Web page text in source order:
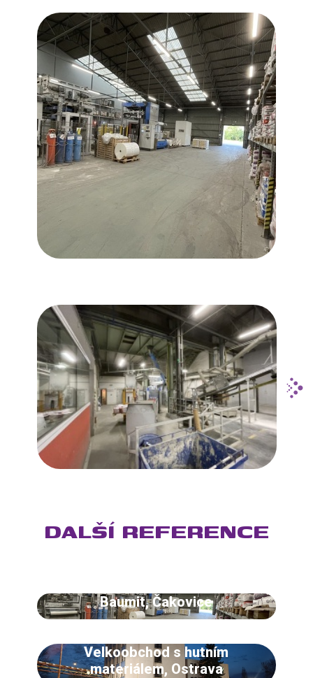
DALŠÍ REFERENCE
Baumit, Čakovice
Velkoobchod s hutním
materiálem, Ostrava